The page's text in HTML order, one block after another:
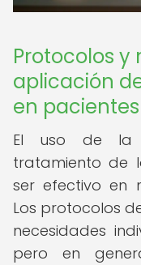
Protocolos y
aplicación
en
El uso de la
tratamiento de
ser efectivo en
Los protocolos
necesidades
pero en